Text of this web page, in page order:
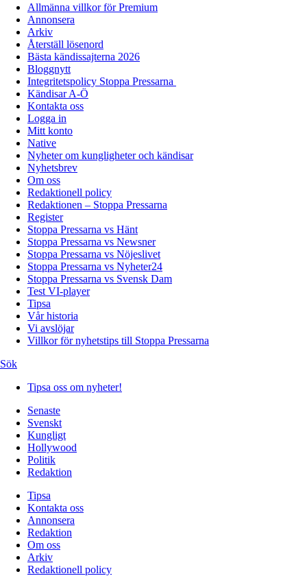
Allmänna villkor för Premium
Annonsera
Arkiv
Återställ lösenord
Bästa kändissajterna 2026
Bloggnytt
Integritetspolicy Stoppa Pressarna
Kändisar A-Ö
Kontakta oss
Logga in
Mitt konto
Native
Nyheter om kungligheter och kändisar
Nyhetsbrev
Om oss
Redaktionell policy
Redaktionen – Stoppa Pressarna
Register
Stoppa Pressarna vs Hänt
Stoppa Pressarna vs Newsner
Stoppa Pressarna vs Nöjeslivet
Stoppa Pressarna vs Nyheter24
Stoppa Pressarna vs Svensk Dam
Test VI-player
Tipsa
Vår historia
Vi avslöjar
Villkor för nyhetstips till Stoppa Pressarna
Sök
Tipsa oss om nyheter!
Senaste
Svenskt
Kungligt
Hollywood
Politik
Redaktion
Tipsa
Kontakta oss
Annonsera
Redaktion
Om oss
Arkiv
Redaktionell policy